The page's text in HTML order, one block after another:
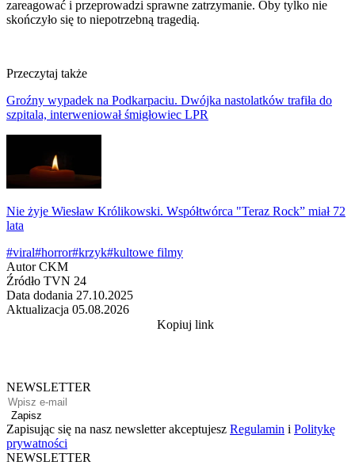
zareagować i przeprowadzi sprawne zatrzymanie. Oby tylko nie
skończyło się to niepotrzebną tragedią.
Przeczytaj także
Groźny wypadek na Podkarpaciu. Dwójka nastolatków trafiła do
szpitala, interweniował śmigłowiec LPR
Nie żyje Wiesław Królikowski. Współtwórca "Teraz Rock” miał 72
lata
#viral#horror#krzyk#kultowe filmy
Autor CKM
Źródło TVN 24
Data dodania 27.10.2025
Aktualizacja 05.08.2026
Kopiuj link
NEWSLETTER
Zapisz
Zapisując się na nasz newsletter akceptujesz Regulamin i Politykę
prywatności
NEWSLETTER